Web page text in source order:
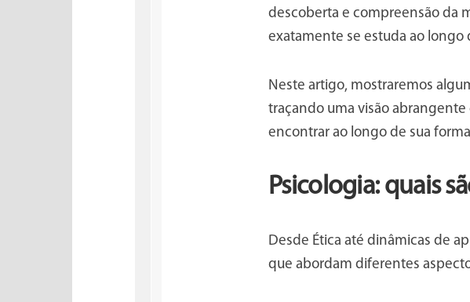
descoberta e compreensão da
exatamente se estuda ao longo
Neste artigo, mostraremos
traçando uma visão
encontrar ao longo de sua
Psicologia: quais
Desde Ética até dinâmicas de
que abordam diferentes